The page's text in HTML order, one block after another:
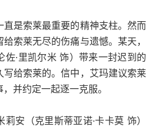
是索莱最重要的精神支柱。然而
索莱无尽的伤痛与遗憾。某天，
佐·里凯尔米 饰）带来一封迟到的
给索莱的。信中，艾玛建议索莱
并约定一起逐一克服。
安（克里斯蒂亚诺·卡卡莫 饰）